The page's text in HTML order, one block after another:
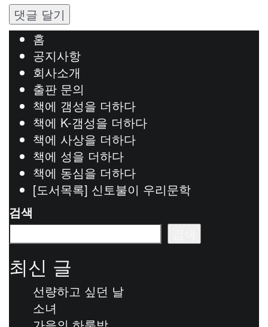
홈
공지사항
회사소개
출판 문의
책에 갬성을 더하다
책에 K-갬성을 더하다
책에 사상을 더하다
책에 성을 더하다
책에 동심을 더하다
[도서목록] 신토불이 우리문학
검색
최신 글
선량하고 싶던 날
소녀